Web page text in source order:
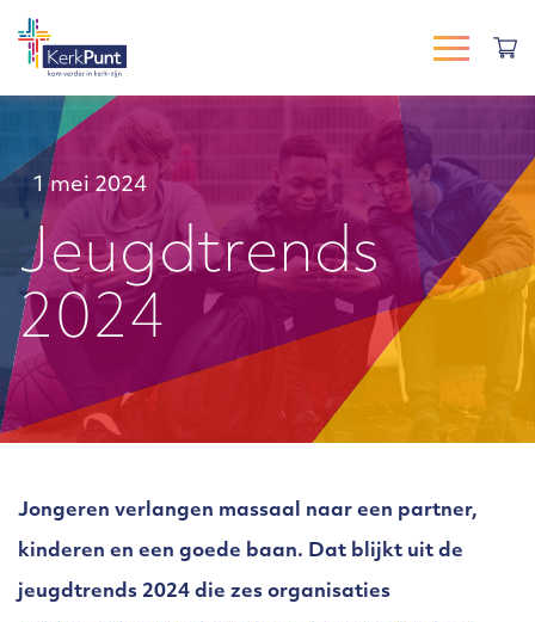
1 mei 2024
Jeugdtrends
2024
Jongeren verlangen massaal naar een partner,
kinderen en een goede baan. Dat blijkt uit de
jeugdtrends 2024 die zes organisaties